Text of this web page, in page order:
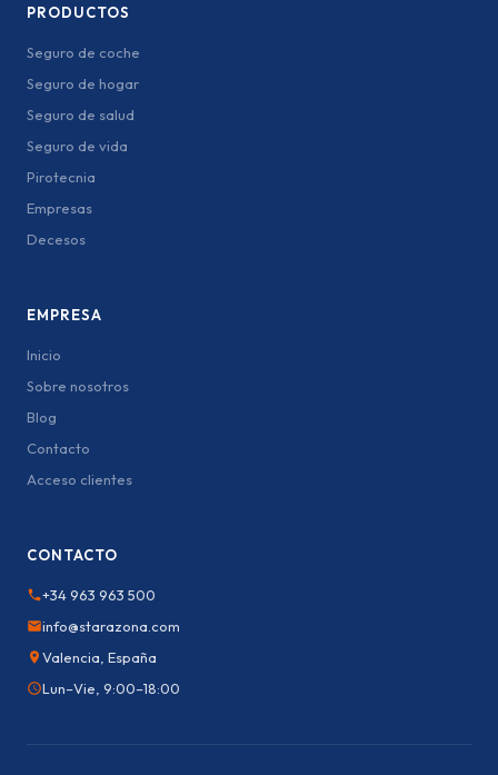
PRODUCTOS
Seguro de coche
Seguro de hogar
Seguro de salud
Seguro de vida
Pirotecnia
Empresas
Decesos
EMPRESA
Inicio
Sobre nosotros
Blog
Contacto
Acceso clientes
CONTACTO
+34 963 963 500
info@starazona.com
Valencia, España
Lun–Vie, 9:00–18:00